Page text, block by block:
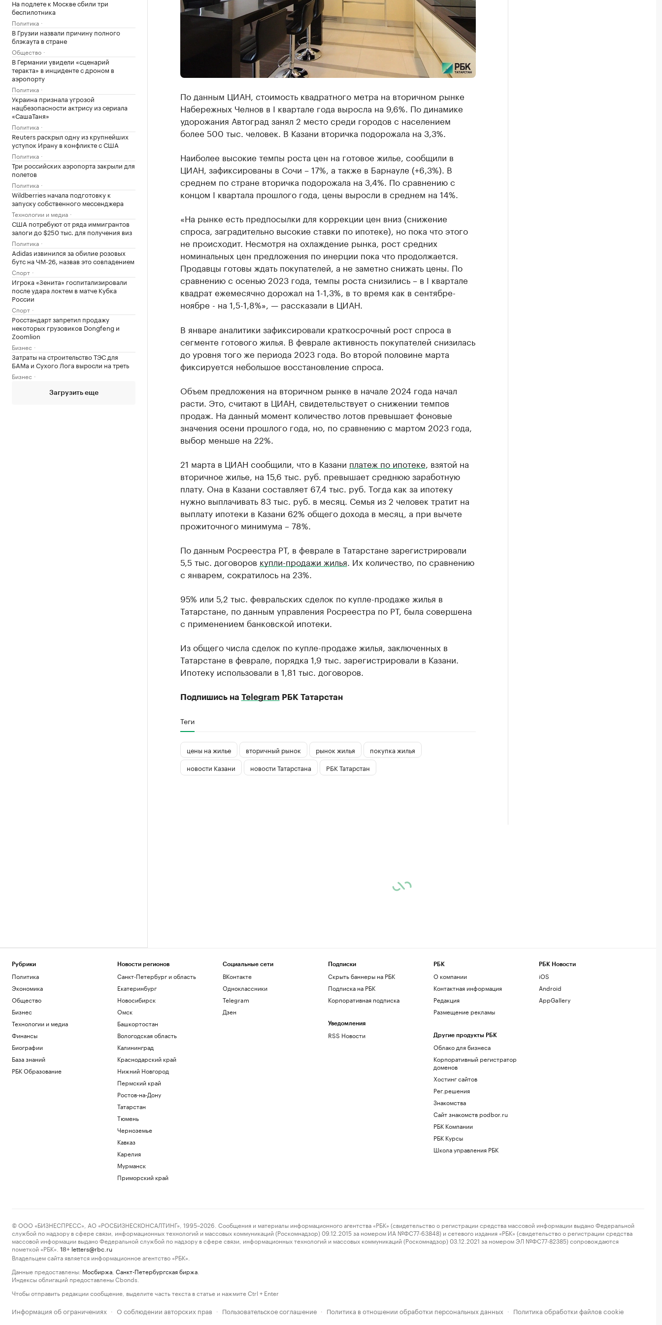
На подлете к Москве сбили три
беспилотника
Политика
В Грузии назвали причину полного
блэкаута в стране
Общество
В Германии увидели «сценарий
теракта» в инциденте с дроном в
аэропорту
Политика
Украина признала угрозой
нацбезопасности актрису из сериала
«СашаТаня»
Политика
Reuters раскрыл одну из крупнейших
уступок Ирану в конфликте с США
Политика
Три российских аэропорта закрыли для
полетов
Политика
Wildberries начала подготовку к
запуску собственного мессенджера
Технологии и медиа
США потребуют от ряда иммигрантов
залоги до $250 тыс. для получения виз
Политика
Adidas извинился за обилие розовых
бутс на ЧМ-26, назвав это совпадением
Спорт
Игрока «Зенита» госпитализировали
после удара локтем в матче Кубка
России
Спорт
Росстандарт запретил продажу
некоторых грузовиков Dongfeng и
Zoomlion
Бизнес
Затраты на строительство ТЭС для
БАМа и Сухого Лога выросли на треть
Бизнес
Загрузить еще
По данным ЦИАН, стоимость квадратного метра на вторичном рынке
Набережных Челнов в I квартале года выросла на 9,6%. По динамике
удорожания Автоград занял 2 место среди городов с населением
более 500 тыс. человек. В Казани вторичка подорожала на 3,3%.
Наиболее высокие темпы роста цен на готовое жилье, сообщили в
ЦИАН, зафиксированы в Сочи – 17%, а также в Барнауле (+6,3%). В
среднем по стране вторичка подорожала на 3,4%. По сравнению с
концом I квартала прошлого года, цены выросли в среднем на 14%.
«На рынке есть предпосылки для коррекции цен вниз (снижение
спроса, заградительно высокие ставки по ипотеке), но пока что этого
не происходит. Несмотря на охлаждение рынка, рост средних
номинальных цен предложения по инерции пока что продолжается.
Продавцы готовы ждать покупателей, а не заметно снижать цены. По
сравнению с осенью 2023 года, темпы роста снизились – в I квартале
квадрат ежемесячно дорожал на 1-1,3%, в то время как в сентябре-
ноябре - на 1,5-1,8%», — рассказали в ЦИАН.
В январе аналитики зафиксировали краткосрочный рост спроса в
сегменте готового жилья. В феврале активность покупателей снизилась
до уровня того же периода 2023 года. Во второй половине марта
фиксируется небольшое восстановление спроса.
Объем предложения на вторичном рынке в начале 2024 года начал
расти. Это, считают в ЦИАН, свидетельствует о снижении темпов
продаж. На данный момент количество лотов превышает фоновые
значения осени прошлого года, но, по сравнению с мартом 2023 года,
выбор меньше на 22%.
21 марта в ЦИАН сообщили, что в Казани платеж по ипотеке , взятой на
вторичное жилье, на 15,6 тыс. руб. превышает среднюю заработную
плату. Она в Казани составляет 67,4 тыс. руб. Тогда как за ипотеку
нужно выплачивать 83 тыс. руб. в месяц. Семья из 2 человек тратит на
выплату ипотеки в Казани 62% общего дохода в месяц, а при вычете
прожиточного минимума – 78%.
По данным Росреестра РТ, в феврале в Татарстане зарегистрировали
5,5 тыс. договоров купли-продажи жилья . Их количество, по сравнению
с январем, сократилось на 23%.
95% или 5,2 тыс. февральских сделок по купле-продаже жилья в
Татарстане, по данным управления Росреестра по РТ, была совершена
с применением банковской ипотеки.
Из общего числа сделок по купле-продаже жилья, заключенных в
Татарстане в феврале, порядка 1,9 тыс. зарегистрировали в Казани.
Ипотеку использовали в 1,81 тыс. договоров.
Подпишись на Telegram РБК Татарстан
Теги
цены на жилье вторичный рынок рынок жилья
покупка жилья
новости Казани
новости Татарстана РБК Татарстан
Рубрики
Политика
Экономика
Общество
Бизнес
Технологии и медиа
Финансы
Биографии
База знаний
РБК Образование
Новости регионов
Санкт-Петербург и область
Екатеринбург
Новосибирск
Омск
Башкортостан
Вологодская область
Калининград
Краснодарский край
Нижний Новгород
Пермский край
Ростов-на-Дону
Татарстан
Тюмень
Черноземье
Кавказ
Карелия
Мурманск
Приморский край
Социальные сети
ВКонтакте
Одноклассники
Telegram
Дзен
Подписки
Скрыть баннеры на РБК
Подписка на РБК
Корпоративная подписка
Уведомления
RSS Новости
РБК
О компании
Контактная информация
Редакция
Размещение рекламы
Другие продукты РБК
Облако для бизнеса
Корпоративный регистратор
доменов
Хостинг сайтов
Рег.решения
Знакомства
Сайт знакомств podbor.ru
РБК Компании
РБК Курсы
Школа управления РБК
РБК Новости
iOS
Android
AppGallery
© ООО «БИЗНЕСПРЕСС», АО «РОСБИЗНЕСКОНСАЛТИНГ», 1995–2026. Сообщения и материалы информационного агентства «РБК» (свидетельство о регистрации средства массовой информации выдано Федеральной
службой по надзору в сфере связи, информационных технологий и массовых коммуникаций (Роскомнадзор) 09.12.2015 за номером ИА №ФС77-63848) и сетевого издания «РБК» (свидетельство о регистрации средства
массовой информации выдано Федеральной службой по надзору в сфере связи, информационных технологий и массовых коммуникаций (Роскомнадзор) 03.12.2021 за номером ЭЛ №ФС77-82385) сопровождаются
пометкой «РБК».
18+ letters@rbc.ru
Владельцем сайта является информационное агентство «РБК».
Данные предоставлены: Мосбиржа Санкт-Петербургская биржа
Индексы облигаций предоставлены Cbonds.
Чтобы отправить редакции сообщение, выделите часть текста в статье и нажмите Ctrl + Enter
Информация об ограничениях · О соблюдении авторских прав · Пользовательское соглашение · Политика в отношении обработки персональных данных · Политика обработки файлов cookie